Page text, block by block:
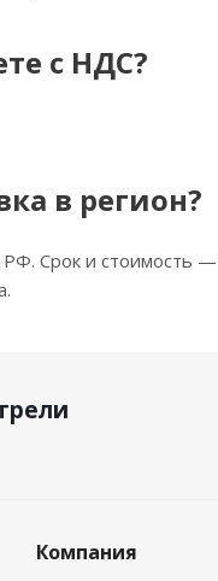
с НДС?
в регион?
Срок и стоимость
Компания